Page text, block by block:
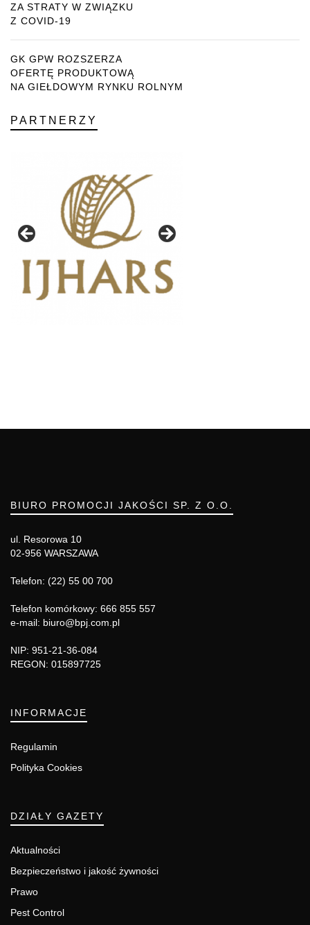
ZA STRATY W ZWIĄZKU
Z COVID-19
GK GPW ROZSZERZA
OFERTĘ PRODUKTOWĄ
NA GIEŁDOWYM RYNKU ROLNYM
PARTNERZY
BIURO PROMOCJI JAKOŚCI SP. Z O.O.
ul. Resorowa 10
02-956 WARSZAWA
Telefon: (22) 55 00 700
Telefon komórkowy: 666 855 557
e-mail: biuro@bpj.com.pl
NIP: 951-21-36-084
REGON: 015897725
INFORMACJE
Regulamin
Polityka Cookies
DZIAŁY GAZETY
Aktualności
Bezpieczeństwo i jakość żywności
Prawo
Pest Control